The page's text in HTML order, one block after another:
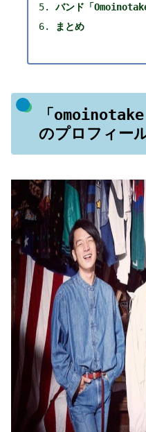
バンド「
まとめ
「omoinotake
のプロフィー